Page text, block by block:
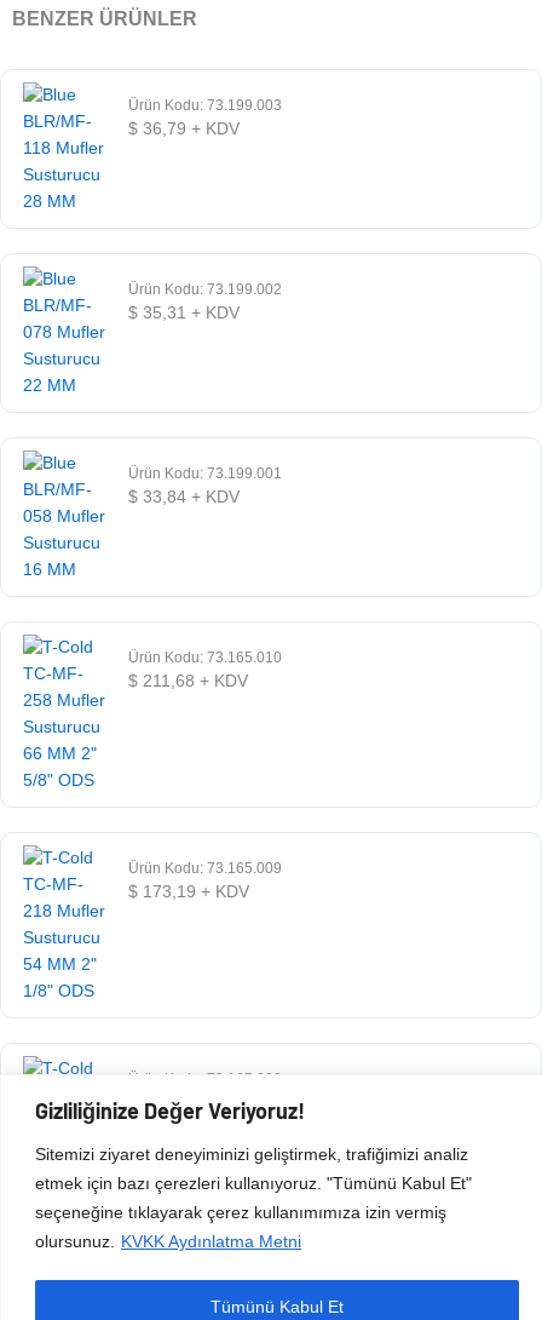
Gizliliğinize Değer Veriyoruz!
Sitemizi ziyaret deneyiminizi geliştirmek, trafiğimizi analiz
etmek için bazı çerezleri kullanıyoruz. "Tümünü Kabul Et"
seçeneğine tıklayarak çerez kullanımımıza izin vermiş
olursunuz.
KVKK Aydınlatma Metni
Tümünü Kabul Et
BENZER ÜRÜNLER
Ürün Kodu: 73.199.003
$ 36,79 + KDV
Ürün Kodu: 73.199.002
$ 35,31 + KDV
Ürün Kodu: 73.199.001
$ 33,84 + KDV
Ürün Kodu: 73.165.010
$ 211,68 + KDV
Ürün Kodu: 73.165.009
$ 173,19 + KDV
Ürün Kodu: 73.165.008
73,13 + KDV